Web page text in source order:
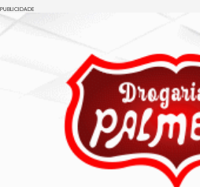
PUBLICIDADE